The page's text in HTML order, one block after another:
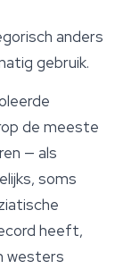
anders
gebruik.
de meeste
— als
soms
heeft,
westers